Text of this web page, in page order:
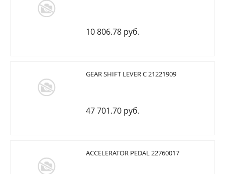
10 806.78 руб.
GEAR SHIFT LEVER C 21221909
47 701.70 руб.
ACCELERATOR PEDAL 22760017